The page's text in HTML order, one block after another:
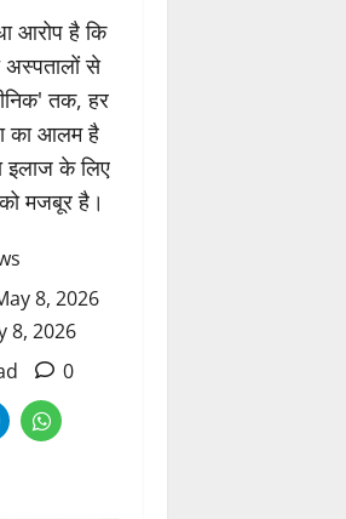
आरोप है कि
से
तक, हर
का आलम है
के लिए
मजबूर है।
8, 2026
8, 2026
0